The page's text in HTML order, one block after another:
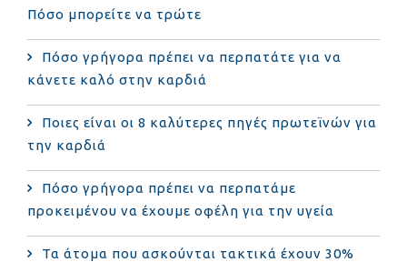
Πόσο μπορείτε να τρώτε
Πόσο γρήγορα πρέπει να περπατάτε για να
κάνετε καλό στην καρδιά
Ποιες είναι οι 8 καλύτερες πηγές πρωτεϊνών για
την καρδιά
Πόσο γρήγορα πρέπει να περπατάμε
προκειμένου να έχουμε οφέλη για την υγεία
Τα άτομα που ασκούνται τακτικά έχουν 30%